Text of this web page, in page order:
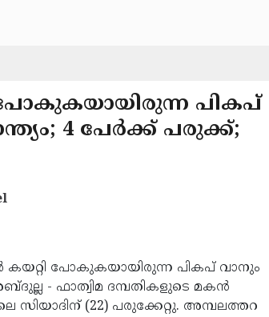
പോകുകയായിരുന്ന പികപ്
4 പേർക്ക് പരുക്ക്;
പോകുകയായിരുന്ന പികപ് വാനും
- ഫാത്വിമ ദമ്പതികളുടെ മകൻ
(22) പരുക്കേറ്റു. അമ്പലത്തറ